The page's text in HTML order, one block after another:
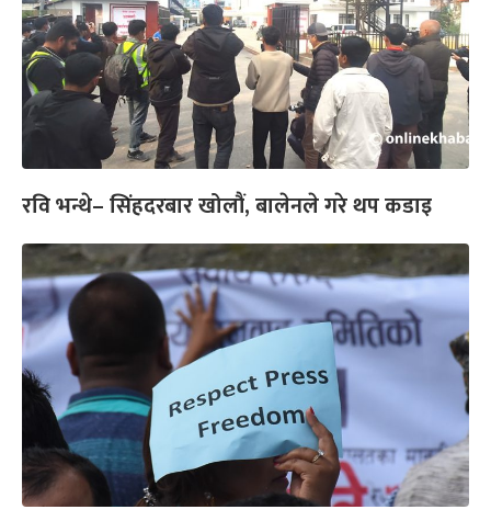
रवि भन्थे– सिंहदरबार खोलौं, बालेनले गरे थप कडाइ